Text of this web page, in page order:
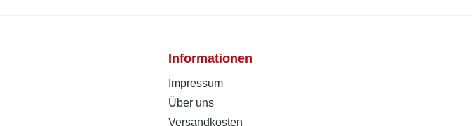
Informationen
Impressum
Über uns
Versandkosten